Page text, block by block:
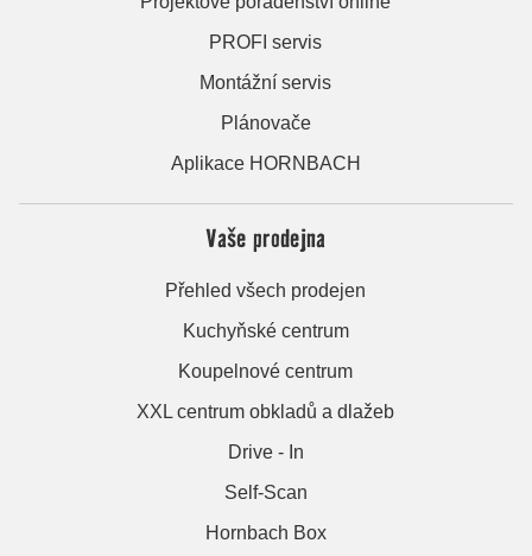
PROFI servis
Montážní servis
Plánovače
Aplikace HORNBACH
Vaše prodejna
Přehled všech prodejen
Kuchyňské centrum
Koupelnové centrum
XXL centrum obkladů a dlažeb
Drive - In
Self-Scan
Hornbach Box